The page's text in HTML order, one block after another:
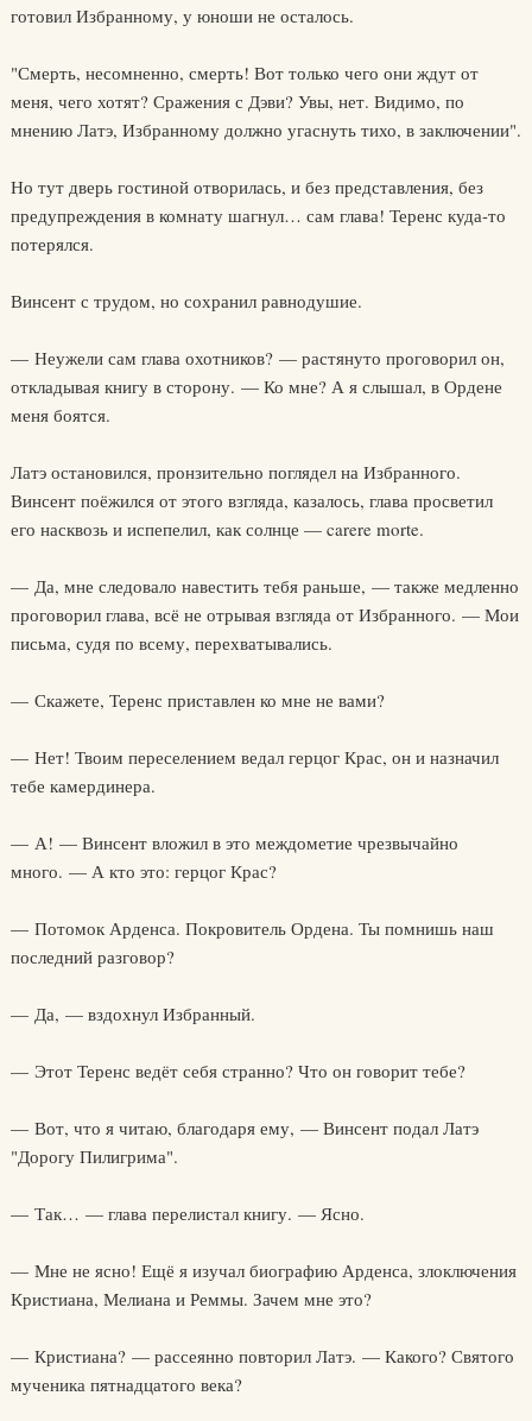
готовил Избранному, у юноши не осталось.
"Смерть, несомненно, смерть! Вот только чего они ждут от
меня, чего хотят? Сражения с Дэви? Увы, нет. Видимо, по
мнению Латэ, Избранному должно угаснуть тихо, в заключении".
Но тут дверь гостиной отворилась, и без представления, без
предупреждения в комнату шагнул… сам глава! Теренс куда-то
потерялся.
Винсент с трудом, но сохранил равнодушие.
— Неужели сам глава охотников? — растянуто проговорил он,
откладывая книгу в сторону. — Ко мне? А я слышал, в Ордене
меня боятся.
Латэ остановился, пронзительно поглядел на Избранного.
Винсент поёжился от этого взгляда, казалось, глава просветил
его насквозь и испепелил, как солнце — carere morte.
— Да, мне следовало навестить тебя раньше, — также медленно
проговорил глава, всё не отрывая взгляда от Избранного. — Мои
письма, судя по всему, перехватывались.
— Скажете, Теренс приставлен ко мне не вами?
— Нет! Твоим переселением ведал герцог Крас, он и назначил
тебе камердинера.
— А! — Винсент вложил в это междометие чрезвычайно
много. — А кто это: герцог Крас?
— Потомок Арденса. Покровитель Ордена. Ты помнишь наш
последний разговор?
— Да, — вздохнул Избранный.
— Этот Теренс ведёт себя странно? Что он говорит тебе?
— Вот, что я читаю, благодаря ему, — Винсент подал Латэ
"Дорогу Пилигрима".
— Так… — глава перелистал книгу. — Ясно.
— Мне не ясно! Ещё я изучал биографию Арденса, злоключения
Кристиана, Мелиана и Реммы. Зачем мне это?
— Кристиана? — рассеянно повторил Латэ. — Какого? Святого
мученика пятнадцатого века?